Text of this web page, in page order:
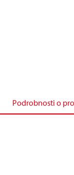
Podrobnosti o